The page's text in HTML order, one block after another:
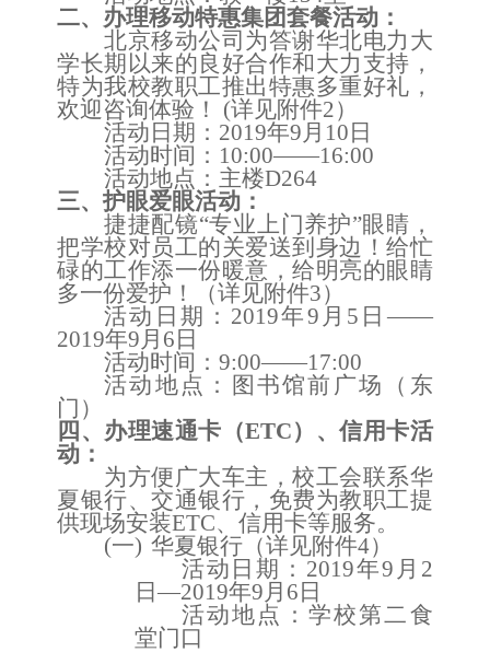
二、办理移动特惠集团套餐活动 ：
北京移动公司为答谢华北电力大
学长期以来的良好合作和大力支持，
特为我校教职工推出特惠多重好礼，
欢迎咨询体验！
(详见附件2）
活动日期 ：2019年9月 10 日
活动时间：10:00——16:00
活动地点： 主楼D264
三、护眼爱眼活动 ：
捷捷配镜“专业上门养护”眼睛，
把学校对员工的关爱送到身边！给忙
碌的工作添一份暖意，给明亮的眼睛
多一份爱护！
（详见附件3）
活动日期 ： 2019年9月5日——
2019年9月6日
活动时间：9:00——17:00
活动地点：
图书馆前广场（东
门）
四、办理速通卡（ETC）、信用卡活
动 ：
为方便广大车主，校工会联系华
夏银行、交通银行 ， 免费为教职工提
供现场安装ETC、信用卡等服务。
(一) 华夏银行 （详见附件4）
活动日期： 2019年9月2
日—2019年9月6日
活动地点： 学校第二食
堂门口